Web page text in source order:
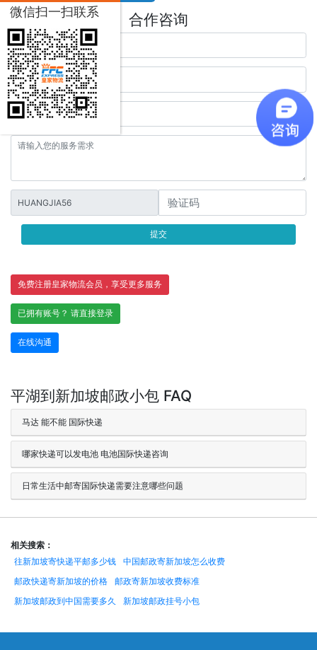
合作咨询
HUANGJIA56
提交
免费注册皇家物流会员，享受更多服务
已拥有账号？ 请直接登录
在线沟通
平湖到新加坡邮政小包 FAQ
马达 能不能 国际快递
哪家快递可以发电池 电池国际快递咨询
日常生活中邮寄国际快递需要注意哪些问题
相关搜索：
往新加坡寄快递平邮多少钱
中国邮政寄新加坡怎么收费
邮政快递寄新加坡的价格
邮政寄新加坡收费标准
新加坡邮政到中国需要多久
新加坡邮政挂号小包
微信扫一扫联系